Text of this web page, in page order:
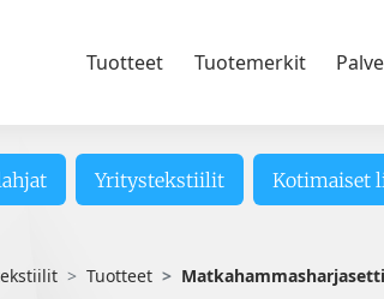
Tuotteet Tuotemerkit
Yritystekstiilit Kotimaiset
Tuotteet